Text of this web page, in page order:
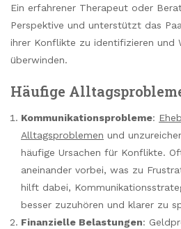
Ein erfahrener Therapeut oder
Perspektive und unterstützt das
ihrer Konflikte zu identifizieren und
überwinden.
Häufige
Kommunikationsprobleme:
Alltagsproblemen und
häufige Ursachen für Konflikte.
aneinander vorbei, was zu
hilft dabei,
besser zuzuhören und klarer zu
Finanzielle Belastungen: